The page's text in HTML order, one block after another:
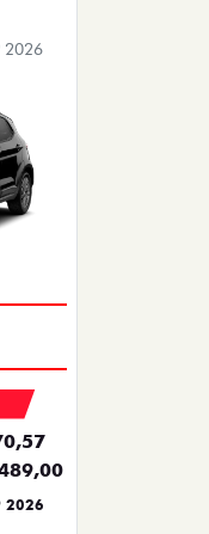
2026
2026